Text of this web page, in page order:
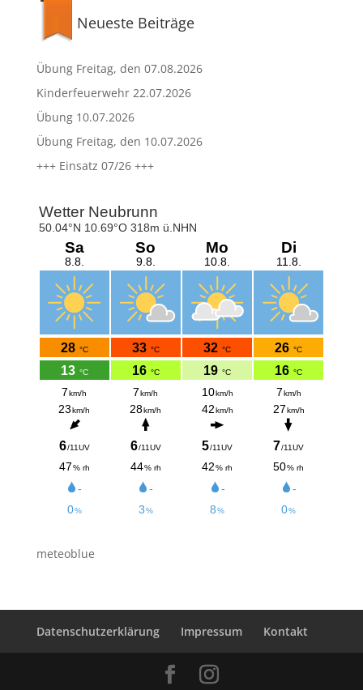
Neueste Beiträge
Übung Freitag, den 07.08.2026
Kinderfeuerwehr 22.07.2026
Übung 10.07.2026
Übung Freitag, den 10.07.2026
+++ Einsatz 07/26 +++
meteoblue
Datenschutzerklärung Impressum Kontakt